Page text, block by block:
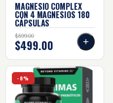
MAGNESIO COMPLEX
CON 4 MAGNESIOS 180
CÁPSULAS
$599.00
$499.00
Enzimas + probióticos Y
-8%